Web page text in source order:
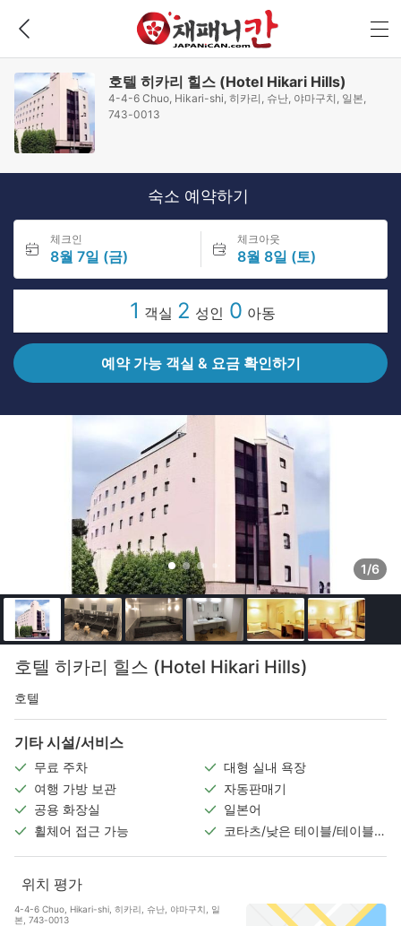
호텔 히카리 힐스 (Hotel Hikari Hills)
4-4-6 Chuo, Hikari-shi, 히카리, 슈난, 야마구치, 일본,
743-0013
숙소 예약하기
체크인
8월 7일 (금)
체크아웃
8월 8일 (토)
1 객실 2 성인 0 아동
예약 가능 객실 & 요금 확인하기
1/6
호텔 히카리 힐스 (Hotel Hikari Hills)
호텔
기타 시설/서비스
무료 주차
대형 실내 욕장
여행 가방 보관
자동판매기
공용 화장실
일본어
휠체어 접근 가능
코타츠/낮은 테이블/테이블
위치 평가
4-4-6 Chuo, Hikari-shi, 히카리, 슈난, 야마구치, 일
본, 743-0013